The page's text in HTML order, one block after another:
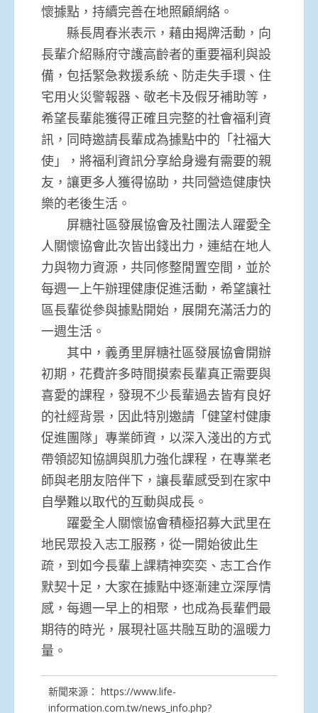
懷據點，持續完善在地照顧網絡。
縣長周春米表示，藉由揭牌活動，向
長輩介紹縣府守護高齡者的重要福利與設
備，包括緊急救援系統、防走失手環、住
宅用火災警報器、敬老卡及假牙補助等，
希望長輩能獲得正確且完整的社會福利資
訊，同時邀請長輩成為據點中的「社福大
使」，將福利資訊分享給身邊有需要的親
友，讓更多人獲得協助，共同營造健康快
樂的老後生活。
屏糖社區發展協會及社團法人躍愛全
人關懷協會此次皆出錢出力，連結在地人
力與物力資源，共同修整閒置空間，並於
每週一上午辦理健康促進活動，希望讓社
區長輩從參與據點開始，展開充滿活力的
一週生活。
其中，義勇里屏糖社區發展協會開辦
初期，花費許多時間摸索長輩真正需要與
喜愛的課程，發現不少長輩過去皆有良好
的社經背景，因此特別邀請「健望村健康
促進團隊」專業師資，以深入淺出的方式
帶領認知協調與肌力強化課程，在專業老
師與老朋友陪伴下，讓長輩感受到在家中
自學難以取代的互動與成長。
躍愛全人關懷協會積極招募大武里在
地民眾投入志工服務，從一開始彼此生
疏，到如今長輩上課精神奕奕、志工合作
默契十足，大家在據點中逐漸建立深厚情
感，每週一早上的相聚，也成為長輩們最
期待的時光，展現社區共融互助的溫暖力
量。
新聞來源： https://www.life-
information.com.tw/news_info.php?